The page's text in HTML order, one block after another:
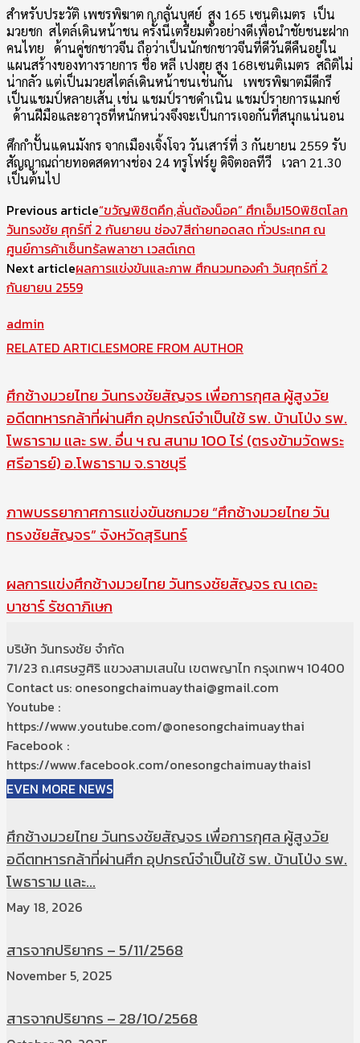
สำหรับประวัติ เพชรพิฆาต ก.กลั่นบุศย์ สูง 165 เซนติเมตร เป็น
มวยชก สไตล์เดินหน้าชน ครั้งนี้เตรียมตัวอย่างดีเพื่อนำชัยชนะฝาก
คนไทย ด้านคู่ชกชาวจีน ถือว่าเป็นนักชกชาวจีนที่ดีวันดีคืนอยู่ใน
แผนสร้างของทางรายการ ชื่อ หลี เปงฮุย สูง 168เซนติเมตร สถิติไม่
น่ากลัว แต่เป็นมวยสไตล์เดินหน้าชนเช่นกัน เพชรพิฆาตมีดีกรี
เป็นแชมป์หลายเส้น เช่น แชมป์ราชดำเนิน แชมป์รายการแมกซ์
ด้านฝีมือและอาวุธที่หนักหน่วงจึงจะเป็นการเจอกันที่สนุกแน่นอน
ศึกกำปั้นแดนมังกร จากเมืองเจิ้งโจว วันเสาร์ที่ 3 กันยายน 2559 รับ
สัญญาณถ่ายทอดสดทางช่อง 24 ทรูโฟร์ยู ดิจิตอลทีวี เวลา 21.30
เป็นต้นไป
Previous article“ขวัญพิชิตคึก,ลั่นต้องน็อค” ศึกเอ็ม150พิชิตโลก
วันทรงชัย ศุกร์ที่ 2 กันยายน ช่อง7สีถ่ายทอดสด ทั่วประเทศ ณ
ศูนย์การค้าเซ็นทรัลพลาซา เวสต์เกต
Next articleผลการแข่งขันและภาพ ศึกนวมทองคำ วันศุกร์ที่ 2
กันยายน 2559
admin
RELATED ARTICLESMORE FROM AUTHOR
ศึกช้างมวยไทย วันทรงชัยสัญจร เพื่อการกุศล ผู้สูงวัย
อดีตทหารกล้าที่ผ่านศึก อุปกรณ์จำเป็นใช้ รพ. บ้านโป่ง รพ.
โพธาราม และ รพ. อื่น ฯ ณ สนาม 100 ไร่ (ตรงข้ามวัดพระ
ศรีอารย์) อ.โพธาราม จ.ราชบุรี
ภาพบรรยากาศการแข่งขันชกมวย “ศึกช้างมวยไทย วัน
ทรงชัยสัญจร” จังหวัดสุรินทร์
ผลการแข่งศึกช้างมวยไทย วันทรงชัยสัญจร ณ เดอะ
บาซาร์ รัชดาภิเษก
บริษัท วันทรงชัย จำกัด
71/23 ถ.เศรษฐศิริ แขวงสามเสนใน เขตพญาไท กรุงเทพฯ 10400
Contact us: onesongchaimuaythai@gmail.com
Youtube :
https://www.youtube.com/@onesongchaimuaythai
Facebook :
https://www.facebook.com/onesongchaimuaythais1
EVEN MORE NEWS
ศึกช้างมวยไทย วันทรงชัยสัญจร เพื่อการกุศล ผู้สูงวัย
อดีตทหารกล้าที่ผ่านศึก อุปกรณ์จำเป็นใช้ รพ. บ้านโป่ง รพ.
โพธาราม และ...
May 18, 2026
สารจากปริยากร – 5/11/2568
November 5, 2025
สารจากปริยากร – 28/10/2568